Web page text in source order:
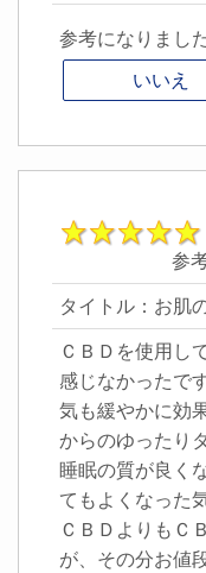
参考になりまし
いいえ
参
タイトル：お肌
ＣＢＤを使用し
感じなかったで
気も緩やかに効
からのゆったり
睡眠の質が良く
てもよくなった
ＣＢＤよりもＣ
が、その分お値